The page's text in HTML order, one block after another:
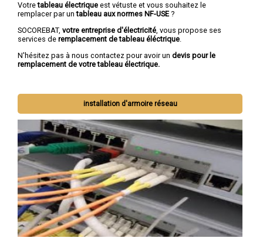
Votretableau électrique est vétuste et vous souhaitez le
remplacer par untableau aux normes NF-USE ?
SOCOREBAT, votre entreprise d'électricité, vous propose ses
services de remplacement de tableau éléctrique.
N'hésitez pas à nous contactez pour avoir un devis pour le
remplacement de votre tableau électrique.
installation d'armoire réseau